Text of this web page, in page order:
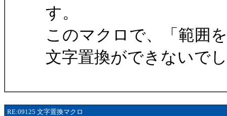
す。
このマクロで、「範囲
文字置換ができないで
RE:09125 文字置換マクロ